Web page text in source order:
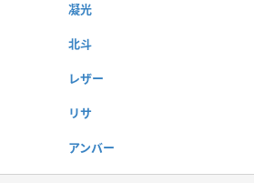
凝光
北斗
レザー
リサ
アンバー